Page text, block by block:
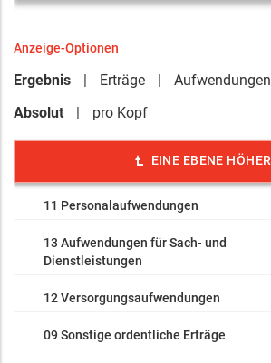
Anzeige-Optionen
Ergebnis Erträge
Aufwendungen
Absolut
pro Kopf
EINE EBENE HÖHER
11 Personalaufwendungen
13 Aufwendungen für Sach- und
Dienstleistungen
12 Versorgungsaufwendungen
09 Sonstige ordentliche Erträge